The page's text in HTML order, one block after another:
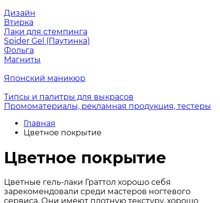
Дизайн
Втирка
Лаки для стемпинга
Spider Gel (Паутинка)
Фольга
Магниты
Японский маникюр
Типсы и палитры для выкрасов
Промоматериалы, рекламная продукция, тестеры
Главная
Цветное покрытие
Цветное покрытие
Цветные гель-лаки Граттол хорошо себя
зарекомендовали среди мастеров ногтевого
сервиса. Они имеют плотную текстуру, хорошо